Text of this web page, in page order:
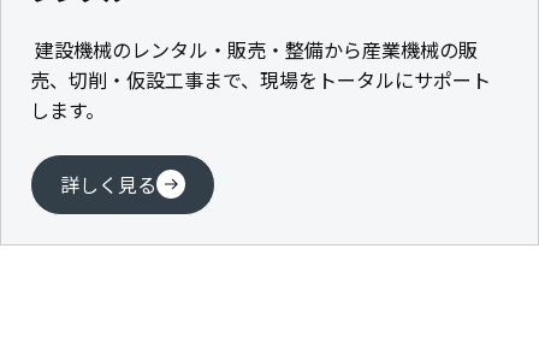
建設機械のレンタル・販売・整備から産業機械の販
売、切削・仮設工事まで、現場をトータルにサポート
します。
詳しく見る